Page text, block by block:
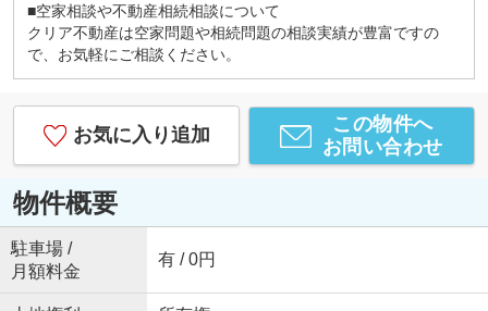
■空家相談や不動産相続相談について
クリア不動産は空家問題や相続問題の相談実績が豊富ですの
で、お気軽にご相談ください。
お気に入り追加
この物件へ
お問い合わせ
物件概要
駐車場 /
月額料金
有 / 0円